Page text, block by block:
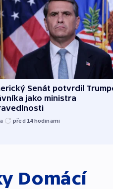
Senát potvrdil
jako ministra
před 14hodinami
Domácí